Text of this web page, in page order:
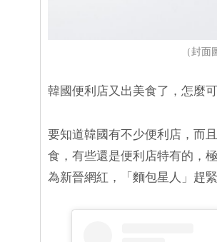
（封面
韓國便利店又出美食了，怎麼
要知道韓國有不少便利店，而
食，有些還是便利店特有的，
為新晉網紅，「麵包星人」趕